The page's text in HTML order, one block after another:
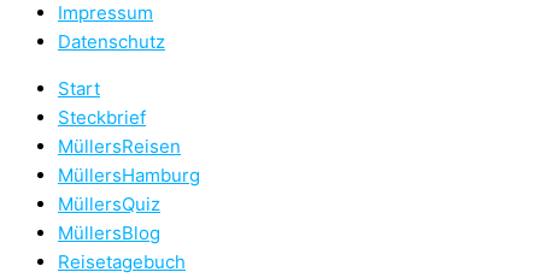
Impressum
Datenschutz
Start
Steckbrief
MüllersReisen
MüllersHamburg
MüllersQuiz
MüllersBlog
Reisetagebuch